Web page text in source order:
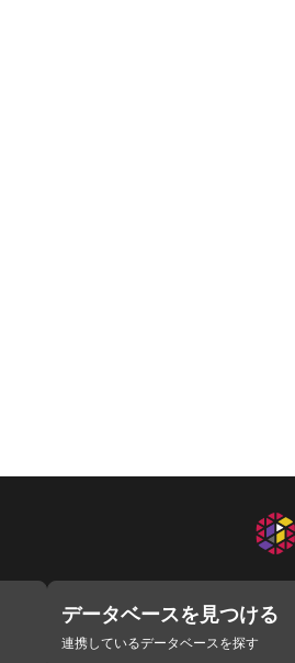
データベースを見つける
連携しているデータベースを探す